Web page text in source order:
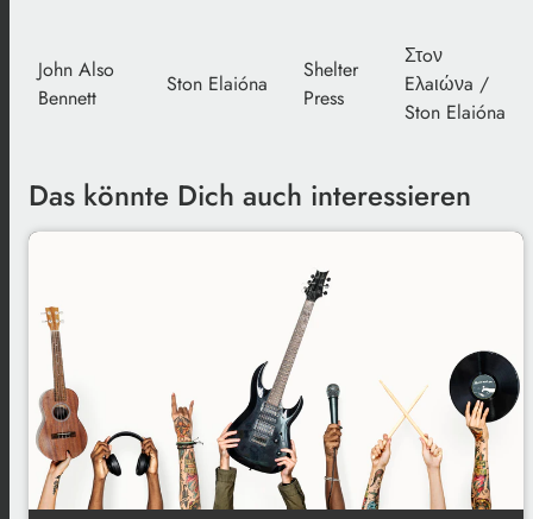
John Also
Bennett
Ston Elaióna
Shelter
Press
Στoν
Eλaιώνa /
Ston Elaióna
Das könnte Dich auch interessieren